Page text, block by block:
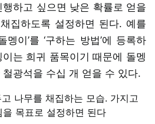
하고 싶으면 낮은 확률로 얻을
집하도록 설정하면 된다. 예를
멩이’를 ‘구하는 방법’에 등록하
는 희귀 품목이기 때문에 돌멩
광석을 수십 개 얻을 수 있다.